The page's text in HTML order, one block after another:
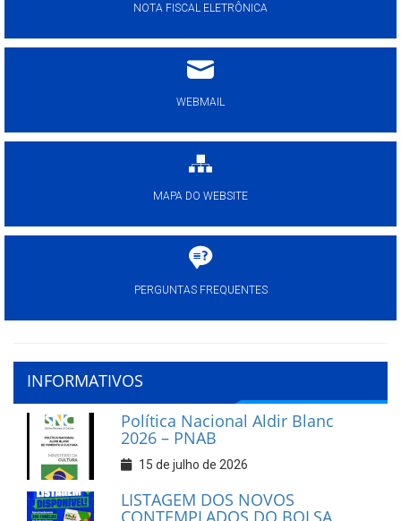
NOTA FISCAL ELETRÔNICA
WEBMAIL
MAPA DO WEBSITE
PERGUNTAS FREQUENTES
INFORMATIVOS
Política Nacional Aldir Blanc
2026 – PNAB
15 de julho de 2026
LISTAGEM DOS NOVOS